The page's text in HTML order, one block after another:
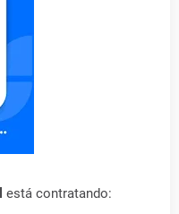
está contratando: